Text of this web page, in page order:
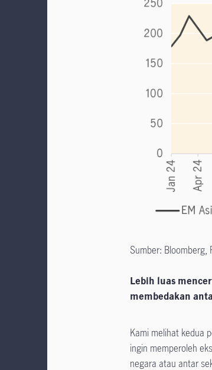
Sumber:
Lebih luas
membedakan
Kami melihat kedua
ingin memperoleh
negara atau antar